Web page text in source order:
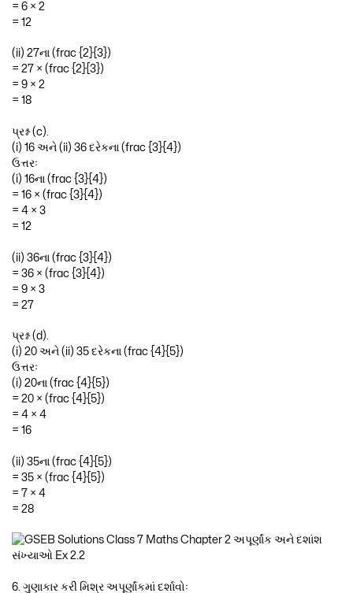
= 6 × 2
= 12
(ii) 27ના (frac {2}{3})
= 27 × (frac {2}{3})
= 9 × 2
= 18
પ્રશ્ન (c).
(i) 16 અને (ii) 36 દરેકના (frac {3}{4})
ઉત્તરઃ
(i) 16ના (frac {3}{4})
= 16 × (frac {3}{4})
= 4 × 3
= 12
(ii) 36ના (frac {3}{4})
= 36 × (frac {3}{4})
= 9 × 3
= 27
પ્રશ્ન (d).
(i) 20 અને (ii) 35 દરેકના (frac {4}{5})
ઉત્તરઃ
(i) 20ના (frac {4}{5})
= 20 × (frac {4}{5})
= 4 × 4
= 16
(ii) 35ના (frac {4}{5})
= 35 × (frac {4}{5})
= 7 × 4
= 28
6. ગુણાકાર કરી મિશ્ર અપૂર્ણાંકમાં દર્શાવોઃ